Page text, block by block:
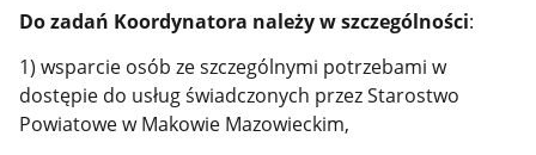
Do zadań Koordynatora należy w szczególności:
1) wsparcie osób ze szczególnymi potrzebami w
dostępie do usług świadczonych przez Starostwo
Powiatowe w Makowie Mazowieckim,